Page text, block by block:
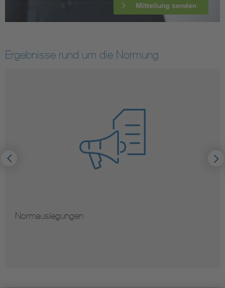
Mitteilung senden
Ergebnisse rund um die Normung
Normauslegungen